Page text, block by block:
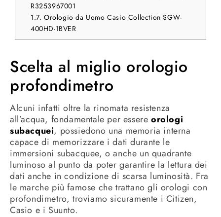
R3253967001
1.7. Orologio da Uomo Casio Collection SGW-
400HD-1BVER
Scelta al miglio orologio
profondimetro
Alcuni infatti oltre la rinomata resistenza
all’acqua, fondamentale per essereorologi
subacquei, possiedono una memoria interna
capace di memorizzare i dati durante le
immersioni subacquee, o anche un quadrante
luminoso al punto da poter garantire la lettura dei
dati anche in condizione di scarsa luminosità. Fra
le marche più famose che trattano gli orologi con
profondimetro, troviamo sicuramente i Citizen,
Casio e i Suunto.